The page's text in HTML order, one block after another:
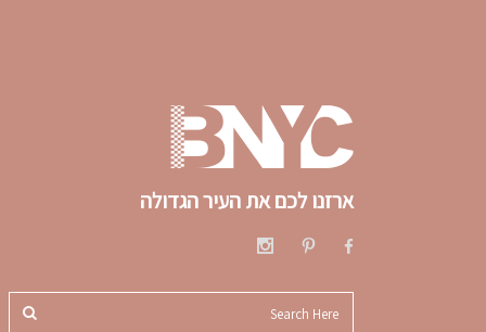
ארזנו לכם את העיר הגדולה